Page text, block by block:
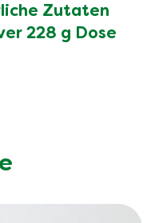
Zutaten
228 g Dose